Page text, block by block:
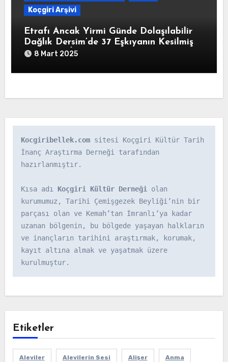
Koçgiri Arşivi
Etrafı Ancak Yirmi Günde Dolaşılabilir
Dağlık Dersim’de 37 Eşkıyanın Kesilmiş
Başlarının İstanbul’a Gönderildiğine
82/340325-02-1213/8 Ağustos 1798)
8 Mart 2025
Kocgiribellek.com sitesi Koçgiri Kültür Tarih
İnanç Araştırma Derneği tarafından
hazırlanmıştır.
Kısa adı Koçgiri Kültür Derneği olan
kurumumuz, Tarihi Çemişgezek Beyliği’nin bir
parçası olan ve Kemah’tan İmranlı’ya kadar
uzanan bölgenin, bu bölgede yaşayan halkların
ve inançların tarihini araştırmak, korumak,
kayıt altına almak ve yaşatmak üzere
kurulmuştur.
Etiketler
Aleviler Alevilerin Sesi Alişer Anma